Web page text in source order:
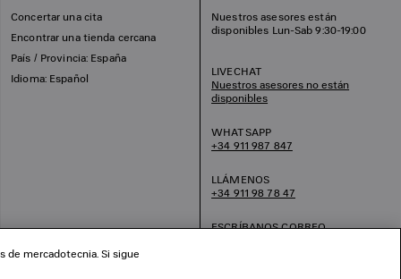
Concertar una cita
Encontrar una tienda cercana
País / Provincia: España
Idioma: Español
Nuestros asesores están
disponibles Lun-Sab 9:30-19:00
LIVECHAT
Nuestros asesores no están
disponibles
WHATSAPP
+34 911 987 847
LLÁMENOS
+34 911 98 78 47
ESCRÍBANOS CORREO
de mercadotecnia. Si sigue